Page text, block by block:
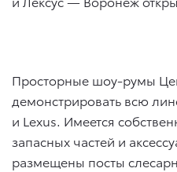
Просторные шоу-румы
демонстрировать всю
и Lexus. Имеется
запасных частей и
размещены посты